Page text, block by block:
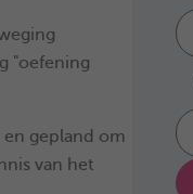
"oefening
gepland om
van het